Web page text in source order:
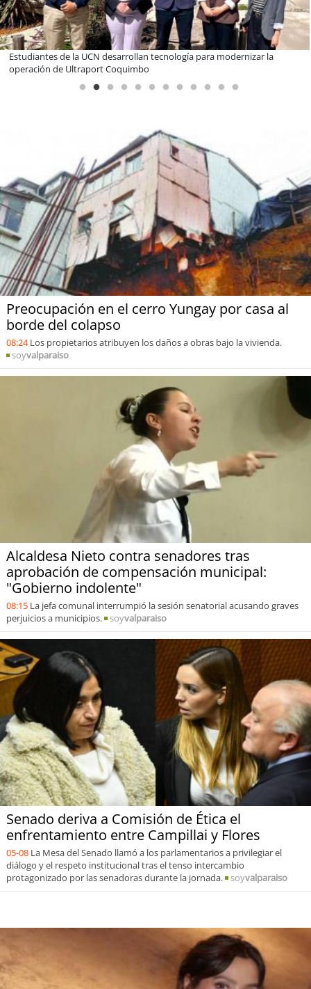
Educación y colaboración público-privada se toman La Araucanía:
encuentro reunió a líderes para abordar las brechas y oportunidades
Preocupación en el cerro Yungay por casa al
borde del colapso
08:24 Los propietarios atribuyen los daños a obras bajo la vivienda.
soyvalparaiso
Alcaldesa Nieto contra senadores tras
aprobación de compensación municipal:
"Gobierno indolente"
08:15 La jefa comunal interrumpió la sesión senatorial acusando graves
perjuicios a municipios.
soyvalparaiso
Senado deriva a Comisión de Ética el
enfrentamiento entre Campillai y Flores
05-08 La Mesa del Senado llamó a los parlamentarios a privilegiar el
diálogo y el respeto institucional tras el tenso intercambio
protagonizado por las senadoras durante la jornada.
soyvalparaiso